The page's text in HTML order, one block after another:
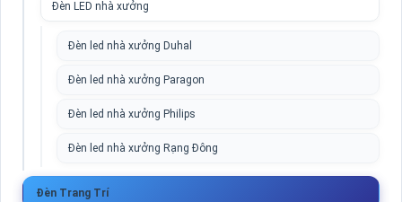
Đèn LED nhà xưởng
Đèn led nhà xưởng Duhal
Đèn led nhà xưởng Paragon
Đèn led nhà xưởng Philips
Đèn led nhà xưởng Rạng Đông
Đèn Trang Trí